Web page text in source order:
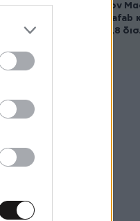
χτίζει ο Έλον
λέγεται Terafab
κοστίσει 16,8 δισ.